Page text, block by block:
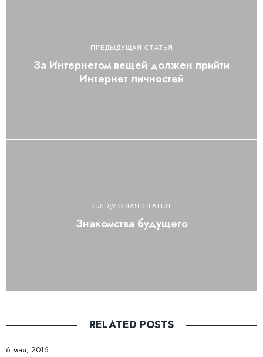
ПРЕДЫДУЩАЯ СТАТЬЯ
За Интернетом вещей должен прийти
Интернет личностей
СЛЕДУЮЩАЯ СТАТЬЯ
Знакомства будущего
RELATED POSTS
6 мая, 2016